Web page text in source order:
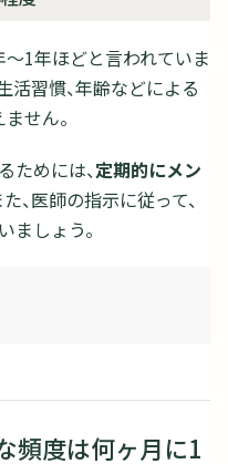
1年ほどと言われていま
活習慣、年齢などによる
せん。
ためには、定期的にメン
た、医師の指示に従って、
ましょう。
頻度は何ヶ月に1